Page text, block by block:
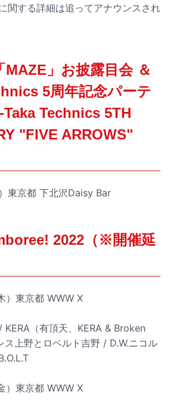
関する詳細は追ってアナウンスされ
」お披露目会 ＆
5周年記念パーテ
Taka Technics 5TH
"FIVE ARROWS"
東京都 下北沢Daisy Bar
2022（※開催延
）東京都 WWW X
（有頂天、KERA & Broken
上野とロベルト吉野 / D.W.ニコル
）東京都 WWW X